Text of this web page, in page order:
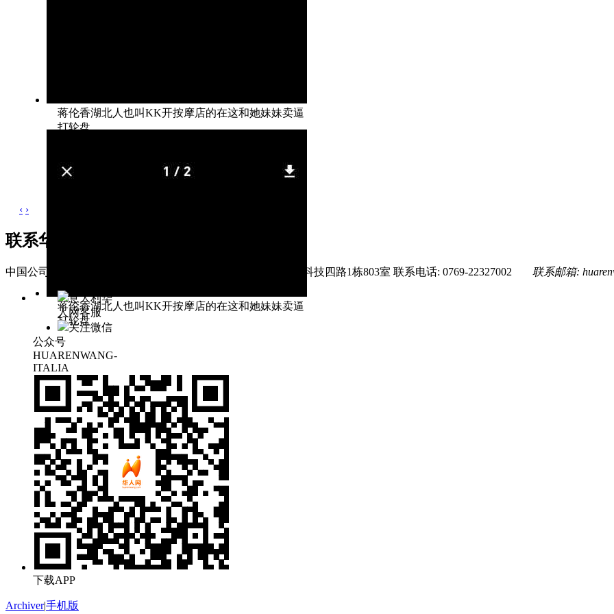
蒋伦香湖北人也叫KK开按摩店的在这和她妹妹卖逼
打轮盘
蒋伦香湖北人也叫KK开按摩店的在这和她妹妹卖逼
打轮盘
‹ ›
联系华人网
中国公司 Companies of China 联系地址: 广东省东莞市松山湖区科技四路1栋803室 联系电话: 0769-22327002 联系邮箱:
意大利华
人网客服
关注微信
公众号
HUARENWANG-
ITALIA
下载APP
Archiver|手机版